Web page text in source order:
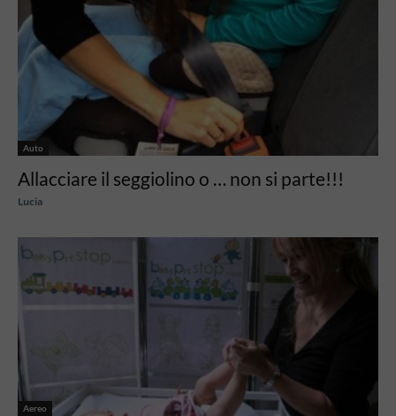
Auto
Allacciare il seggiolino o … non si parte!!!
Lucia
Aereo